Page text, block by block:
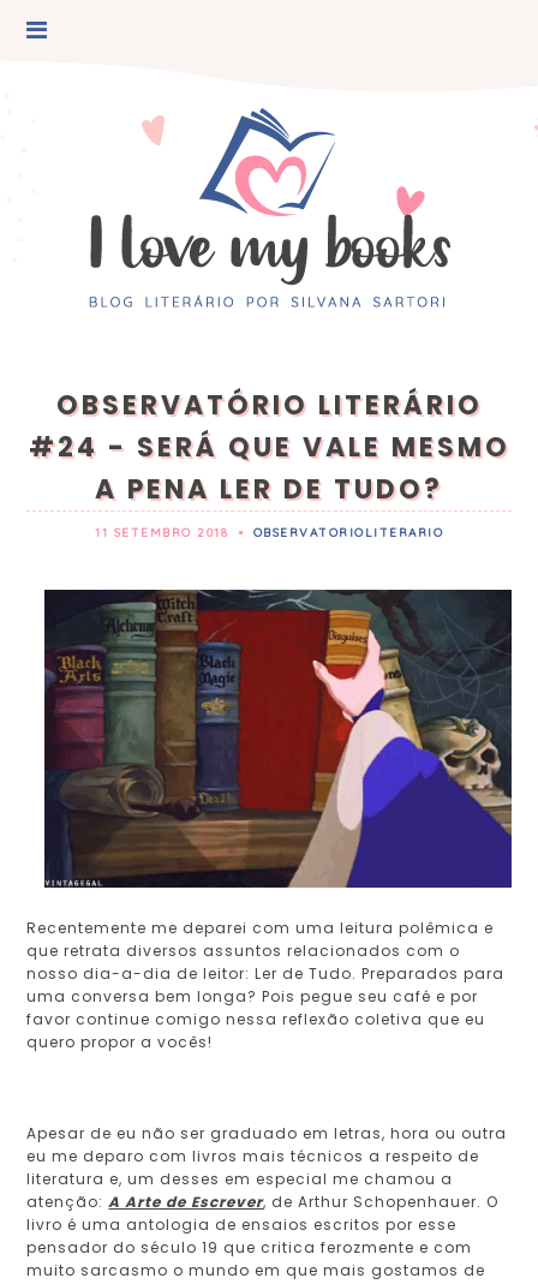
OBSERVATÓRIO LITERÁRIO
#24 - SERÁ QUE VALE MESMO
A PENA LER DE TUDO?
11 SETEMBRO 2018 • OBSERVATORIOLITERARIO
Recentemente me deparei com uma leitura polêmica e
que retrata diversos assuntos relacionados com o
nosso dia-a-dia de leitor: Ler de Tudo. Preparados para
uma conversa bem longa? Pois pegue seu café e por
favor continue comigo nessa reflexão coletiva que eu
quero propor a vocês!
Apesar de eu não ser graduado em letras, hora ou outra
eu me deparo com livros mais técnicos a respeito de
literatura e, um desses em especial me chamou a
atenção:A Arte de Escrever, de Arthur Schopenhauer. O
livro é uma antologia de ensaios escritos por esse
pensador do século 19 que critica ferozmente e com
muito sarcasmo o mundo em que mais gostamos de